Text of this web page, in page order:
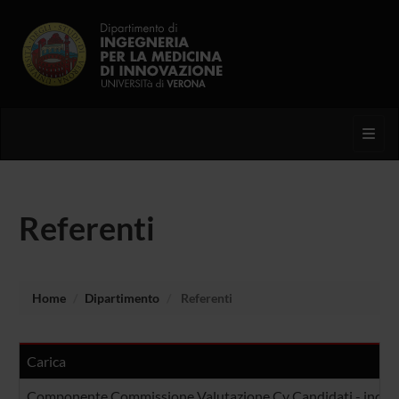
Referenti
Home Dipartimento Referenti
Carica